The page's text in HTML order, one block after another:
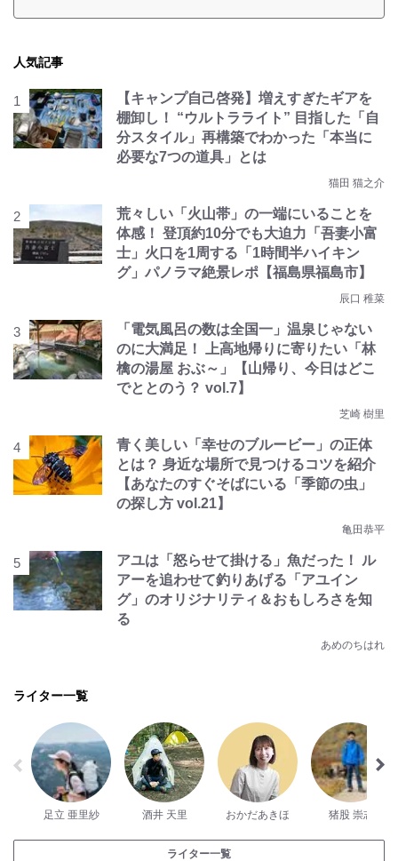
人気記事
【キャンプ自己啓発】増えすぎたギアを
棚卸し！ “ウルトラライト” 目指した「自
分スタイル」再構築でわかった「本当に
必要な7つの道具」とは
猫田 猫之介
荒々しい「火山帯」の一端にいることを
体感！ 登頂約10分でも大迫力「吾妻小富
士」火口を1周する「1時間半ハイキン
グ」パノラマ絶景レポ【福島県福島市】
辰口 稚菜
「電気風呂の数は全国一」温泉じゃない
のに大満足！ 上高地帰りに寄りたい「林
檎の湯屋 おぶ～」【山帰り、今日はどこ
でととのう？ vol.7】
芝崎 樹里
青く美しい「幸せのブルービー」の正体
とは？ 身近な場所で見つけるコツを紹介
【あなたのすぐそばにいる「季節の虫」
の探し方 vol.21】
亀田恭平
アユは「怒らせて掛ける」魚だった！ ル
アーを追わせて釣りあげる「アユイン
グ」のオリジナリティ＆おもしろさを知
る
あめのちはれ
ライター一覧
足立 亜里紗 酒井 天里 おかだあきほ 猪股 崇志
ライター一覧